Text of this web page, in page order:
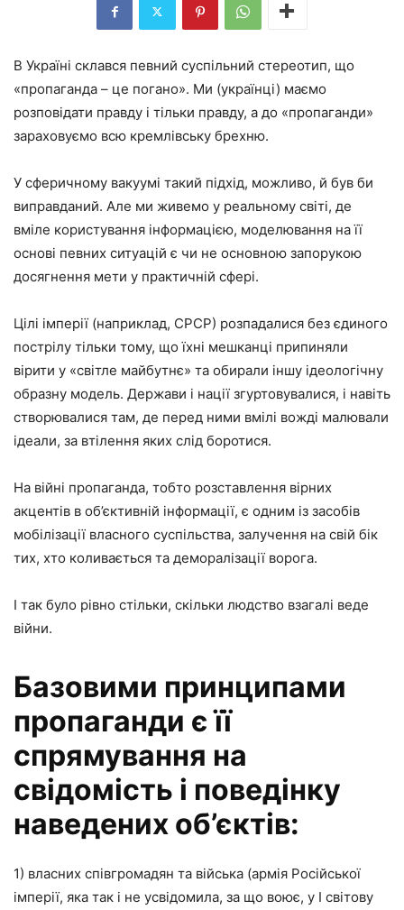
В Україні склався певний суспільний стереотип, що
«пропаганда – це погано». Ми (українці) маємо
розповідати правду і тільки правду, а до «пропаганди»
зараховуємо всю кремлівську брехню.
У сферичному вакуумі такий підхід, можливо, й був би
виправданий. Але ми живемо у реальному світі, де
вміле користування інформацією, моделювання на її
основі певних ситуацій є чи не основною запорукою
досягнення мети у практичній сфері.
Цілі імперії (наприклад, СРСР) розпадалися без єдиного
пострілу тільки тому, що їхні мешканці припиняли
вірити у «світле майбутнє» та обирали іншу ідеологічну
образну модель. Держави і нації згуртовувалися, і навіть
створювалися там, де перед ними вмілі вожді малювали
ідеали, за втілення яких слід боротися.
На війні пропаганда, тобто розставлення вірних
акцентів в об’єктивній інформації, є одним із засобів
мобілізації власного суспільства, залучення на свій бік
тих, хто коливається та деморалізації ворога.
І так було рівно стільки, скільки людство взагалі веде
війни.
Базовими принципами
пропаганди є її
спрямування на
свідомість і поведінку
наведених об’єктів:
1) власних співгромадян та війська (армія Російської
імперії, яка так і не усвідомила, за що воює, у І світову